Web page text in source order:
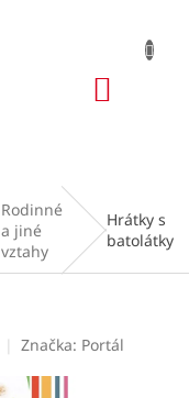
Rodinné
a jiné
vztahy
Hrátky s
batolátky
Značka: Portál